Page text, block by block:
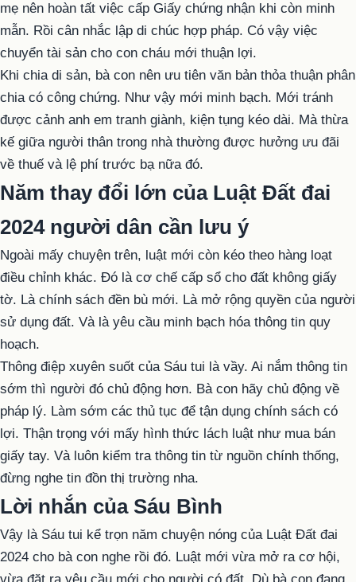
mẹ nên hoàn tất việc cấp Giấy chứng nhận khi còn minh
mẫn. Rồi cân nhắc lập di chúc hợp pháp. Có vậy việc
chuyển tài sản cho con cháu mới thuận lợi.
Khi chia di sản, bà con nên ưu tiên văn bản thỏa thuận phân
chia có công chứng. Như vậy mới minh bạch. Mới tránh
được cảnh anh em tranh giành, kiện tụng kéo dài. Mà thừa
kế giữa người thân trong nhà thường được hưởng ưu đãi
về thuế và lệ phí trước bạ nữa đó.
Năm thay đổi lớn của Luật Đất đai
2024 người dân cần lưu ý
Ngoài mấy chuyện trên, luật mới còn kéo theo hàng loạt
điều chỉnh khác. Đó là cơ chế cấp sổ cho đất không giấy
tờ. Là chính sách đền bù mới. Là mở rộng quyền của người
sử dụng đất. Và là yêu cầu minh bạch hóa thông tin quy
hoạch.
Thông điệp xuyên suốt của Sáu tui là vầy. Ai nắm thông tin
sớm thì người đó chủ động hơn. Bà con hãy chủ động về
pháp lý. Làm sớm các thủ tục để tận dụng chính sách có
lợi. Thận trọng với mấy hình thức lách luật như mua bán
giấy tay. Và luôn kiểm tra thông tin từ nguồn chính thống,
đừng nghe tin đồn thị trường nha.
Lời nhắn của Sáu Bình
Vậy là Sáu tui kể trọn năm chuyện nóng của Luật Đất đai
2024 cho bà con nghe rồi đó. Luật mới vừa mở ra cơ hội,